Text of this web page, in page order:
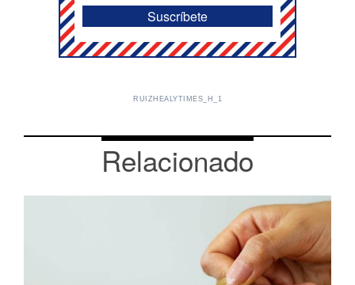
RUIZHEALYTIMES_H_1
Relacionado